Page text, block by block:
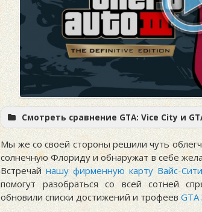
Смотреть сравнение GTA: Vice City и
Мы же со своей стороны решили чуть
солнечную Флориду и обнаружат в себе
Встречайнашу фирменную карту Вайс-Сити
помогут разобраться со всей сотней
обновили списки достижений и трофеевGTA